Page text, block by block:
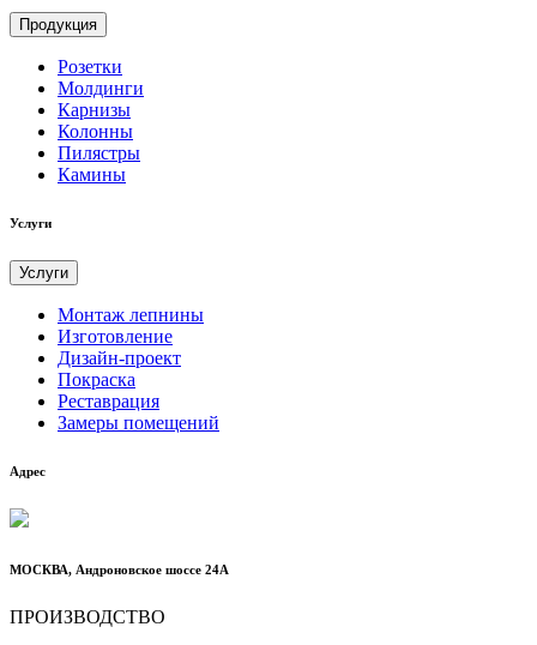
Продукция
Розетки
Молдинги
Карнизы
Колонны
Пилястры
Камины
Услуги
Услуги
Монтаж лепнины
Изготовление
Дизайн-проект
Покраска
Реставрация
Замеры помещений
Адрес
МОСКВА, Андроновское шоссе 24А
ПРОИЗВОДСТВО